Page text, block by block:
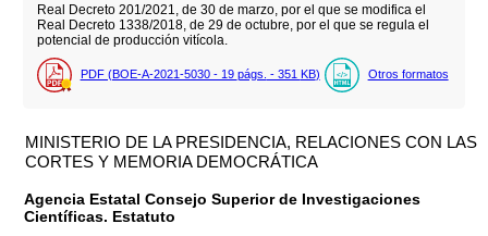
Real Decreto 201/2021, de 30 de marzo, por el que se modifica el
Real Decreto 1338/2018, de 29 de octubre, por el que se regula el
potencial de producción vitícola.
PDF (BOE-A-2021-5030 - 19 págs. - 351 KB) Otros formatos
MINISTERIO DE LA PRESIDENCIA, RELACIONES CON LAS
CORTES Y MEMORIA DEMOCRÁTICA
Agencia Estatal Consejo Superior de Investigaciones
Científicas. Estatuto